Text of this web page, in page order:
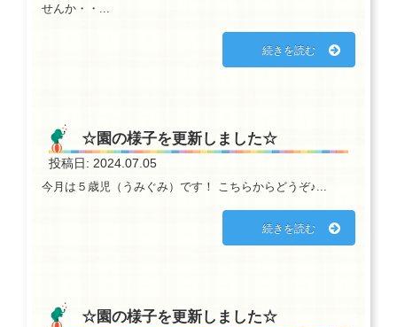
せんか・・...
続きを読む
☆園の様子を更新しました☆
投稿日: 2024.07.05
今月は５歳児（うみぐみ）です！ こちらからどうぞ♪...
続きを読む
☆園の様子を更新しました☆